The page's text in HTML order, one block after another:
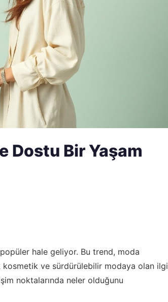
Dostu Bir Yaşam
hale geliyor. Bu trend, moda
ve sürdürülebilir modaya olan ilgi
noktalarında neler olduğunu